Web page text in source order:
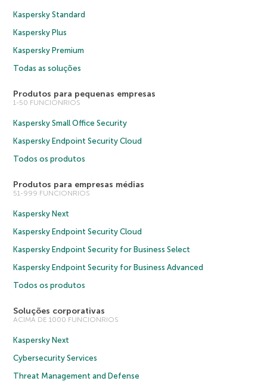
Kaspersky Standard
Kaspersky Plus
Kaspersky Premium
Todas as soluções
Produtos para pequenas empresas
1-50 FUNCIONRIOS
Kaspersky Small Office Security
Kaspersky Endpoint Security Cloud
Todos os produtos
Produtos para empresas médias
51-999 FUNCIONRIOS
Kaspersky Next
Kaspersky Endpoint Security Cloud
Kaspersky Endpoint Security for Business Select
Kaspersky Endpoint Security for Business Advanced
Todos os produtos
Soluções corporativas
ACIMA DE 1000 FUNCIONRIOS
Kaspersky Next
Cybersecurity Services
Threat Management and Defense